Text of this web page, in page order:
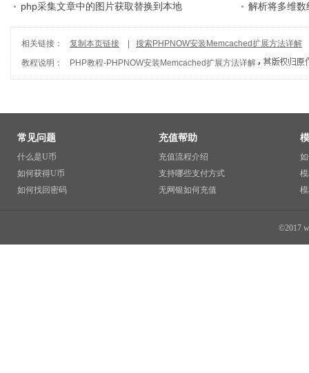
php采集文章中的图片获取替换到本地
解析将多维
式
相关链接： 复制本页链接
搜索PHPNOW安装Memcached扩展方法详解
教程说明：
PHP教程-PHPNOW安装Memcached扩展方法详解
常见问题
什么是U币
如何获得U币
如何找回密码
充值帮助
充值流程介绍
支持哪些支付方式
无网银如何充值
©2017